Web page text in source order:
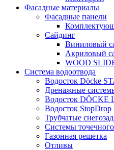
Фасадные материалы
Фасадные панели
Сайдинг
Виниловый
Акриловый
WOOD
Система водоотвода
Водосток Döcke
Дренажные
Водосток DÖCKE
Водосток StopDrop
Трубчатые
Системы
Газонная решетка
Отливы